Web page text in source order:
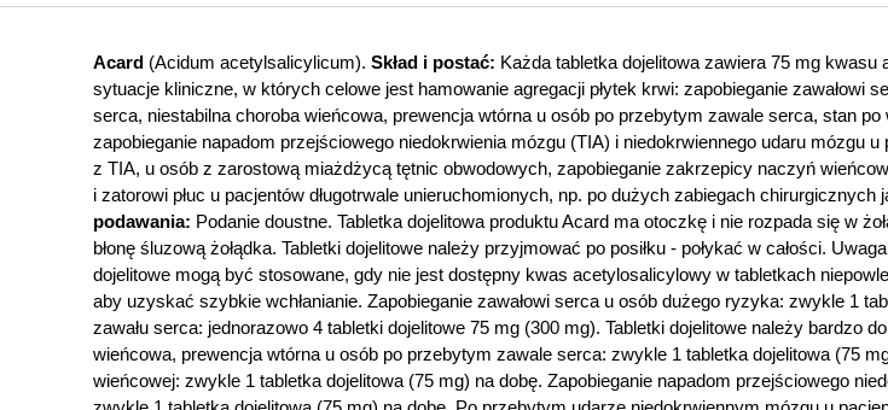
Acard (Acidum acetylsalicylicum). Skład i postać: Każda tabletka dojelitowa zawiera 75 mg kwasu
sytuacje kliniczne, w których celowe jest hamowanie agregacji płytek krwi: zapobieganie zawałowi
serca, niestabilna choroba wieńcowa, prewencja wtórna u osób po przebytym zawale serca, stan
zapobieganie napadom przejściowego niedokrwienia mózgu (TIA) i niedokrwiennego udaru mózgu
z TIA, u osób z zarostową miażdżycą tętnic obwodowych, zapobieganie zakrzepicy naczyń
i zatorowi płuc u pacjentów długotrwale unieruchomionych, np. po dużych zabiegach chirurgicznych
podawania: Podanie doustne. Tabletka dojelitowa produktu Acard ma otoczkę i nie rozpada się w
błonę śluzową żołądka. Tabletki dojelitowe należy przyjmować po posiłku - połykać w całości.
dojelitowe mogą być stosowane, gdy nie jest dostępny kwas acetylosalicylowy w tabletkach
aby uzyskać szybkie wchłanianie. Zapobieganie zawałowi serca u osób dużego ryzyka: zwykle 1
zawału serca: jednorazowo 4 tabletki dojelitowe 75 mg (300 mg). Tabletki dojelitowe należy bardzo
wieńcowa, prewencja wtórna u osób po przebytym zawale serca: zwykle 1 tabletka dojelitowa (75
wieńcowej: zwykle 1 tabletka dojelitowa (75 mg) na dobę. Zapobieganie napadom przejściowego